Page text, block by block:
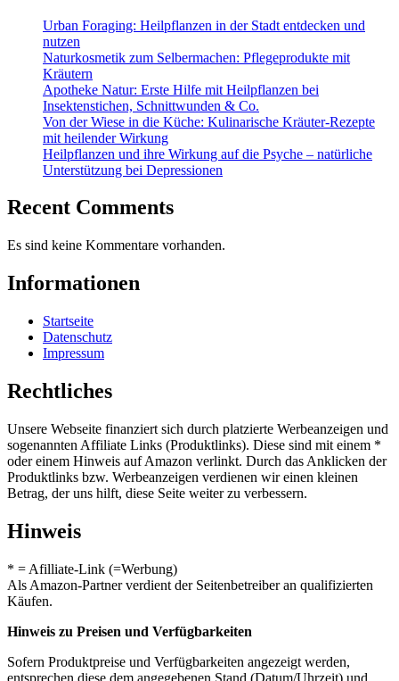
Urban Foraging: Heilpflanzen in der Stadt entdecken und
nutzen
Naturkosmetik zum Selbermachen: Pflegeprodukte mit
Kräutern
Apotheke Natur: Erste Hilfe mit Heilpflanzen bei
Insektenstichen, Schnittwunden & Co.
Von der Wiese in die Küche: Kulinarische Kräuter-Rezepte
mit heilender Wirkung
Heilpflanzen und ihre Wirkung auf die Psyche – natürliche
Unterstützung bei Depressionen
Recent Comments
Es sind keine Kommentare vorhanden.
Informationen
Startseite
Datenschutz
Impressum
Rechtliches
Unsere Webseite finanziert sich durch platzierte Werbeanzeigen und
sogenannten Affiliate Links (Produktlinks). Diese sind mit einem *
oder einem Hinweis auf Amazon verlinkt. Durch das Anklicken der
Produktlinks bzw. Werbeanzeigen verdienen wir einen kleinen
Betrag, der uns hilft, diese Seite weiter zu verbessern.
Hinweis
* = Afilliate-Link (=Werbung)
Als Amazon-Partner verdient der Seitenbetreiber an qualifizierten
Käufen.
Hinweis zu Preisen und Verfügbarkeiten
Sofern Produktpreise und Verfügbarkeiten angezeigt werden,
entsprechen diese dem angegebenen Stand (Datum/Uhrzeit) und